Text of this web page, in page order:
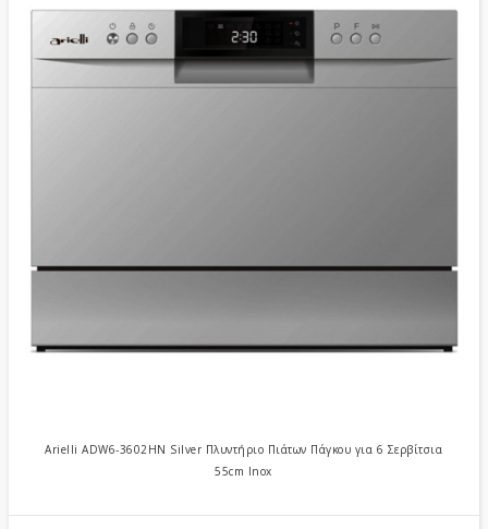
Arielli ADW6-3602HN Silver Πλυντήριο Πιάτων Πάγκου για 6 Σερβίτσια
55cm Inox